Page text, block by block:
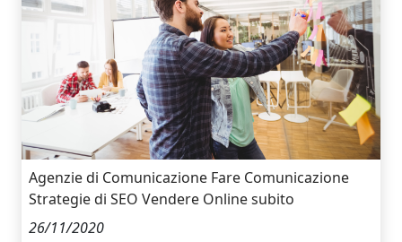
Agenzie di Comunicazione Fare Comunicazione
Strategie di SEO Vendere Online subito
26/11/2020